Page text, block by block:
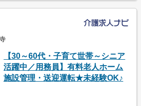
【30～60代・子育て世帯～シニア
活躍中／用務員】有料老人ホーム
施設管理・送迎運転★未経験OK♪